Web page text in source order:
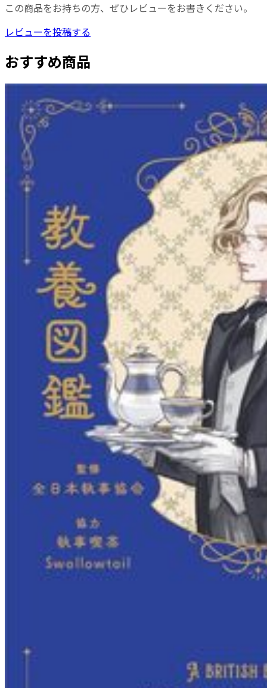
この商品をお持ちの方、ぜひレビューをお書きください。
レビューを投稿する
おすすめ商品